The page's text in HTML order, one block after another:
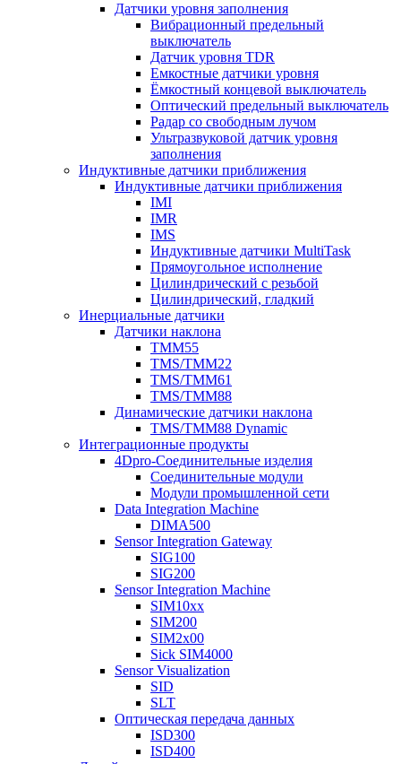
Датчики уровня заполнения
Вибрационный предельный
выключатель
Датчик уровня TDR
Емкостные датчики уровня
Ёмкостный концевой выключатель
Оптический предельный выключатель
Радар со свободным лучом
Ультразвуковой датчик уровня
заполнения
Индуктивные датчики приближения
Индуктивные датчики приближения
IMI
IMR
IMS
Индуктивные датчики MultiTask
Прямоугольное исполнение
Цилиндрический с резьбой
Цилиндрический, гладкий
Инерциальные датчики
Датчики наклона
TMM55
TMS/TMM22
TMS/TMM61
TMS/TMM88
Динамические датчики наклона
TMS/TMM88 Dynamic
Интеграционные продукты
4Dpro-Соединительные изделия
Соединительные модули
Модули промышленной сети
Data Integration Machine
DIMA500
Sensor Integration Gateway
SIG100
SIG200
Sensor Integration Machine
SIM10xx
SIM200
SIM2x00
Sick SIM4000
Sensor Visualization
SID
SLT
Оптическая передача данных
ISD300
ISD400